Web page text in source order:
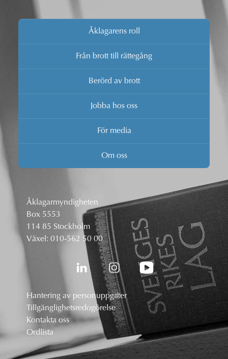
Åklagarens roll
Från brott till rättegång
Berörd av brott
Jobba hos oss
För media
Om oss
Åklagarmyndigheten
Box 5553
114 85 Stockholm
Växel: 010-562 50 00
Hantering av personuppgifter
Tillgänglighetsredogörelse
Kontakta oss
Ordlista